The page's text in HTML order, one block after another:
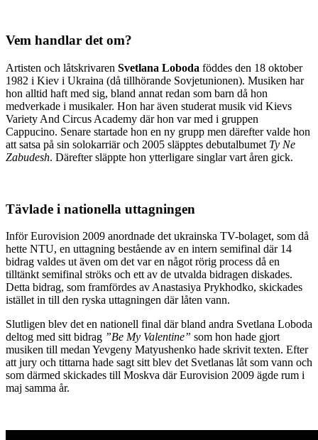
Vem handlar det om?
Artisten och låtskrivaren Svetlana Loboda föddes den 18 oktober
1982 i Kiev i Ukraina (då tillhörande Sovjetunionen). Musiken har
hon alltid haft med sig, bland annat redan som barn då hon
medverkade i musikaler. Hon har även studerat musik vid Kievs
Variety And Circus Academy där hon var med i gruppen
Cappucino. Senare startade hon en ny grupp men därefter valde hon
att satsa på sin solokarriär och 2005 släpptes debutalbumet Ty Ne
Zabudesh. Därefter släppte hon ytterligare singlar vart åren gick.
Tävlade i nationella uttagningen
Inför Eurovision 2009 anordnade det ukrainska TV-bolaget, som då
hette NTU, en uttagning bestående av en intern semifinal där 14
bidrag valdes ut även om det var en något rörig process då en
tilltänkt semifinal ströks och ett av de utvalda bidragen diskades.
Detta bidrag, som framfördes av Anastasiya Prykhodko, skickades
istället in till den ryska uttagningen där låten vann.
Slutligen blev det en nationell final där bland andra Svetlana Loboda
deltog med sitt bidrag ”Be My Valentine” som hon hade gjort
musiken till medan Yevgeny Matyushenko hade skrivit texten. Efter
att jury och tittarna hade sagt sitt blev det Svetlanas låt som vann och
som därmed skickades till Moskva där Eurovision 2009 ägde rum i
maj samma år.